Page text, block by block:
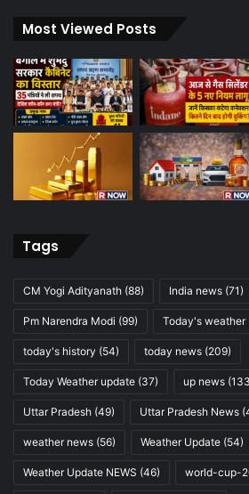
Most Viewed Posts
Tags
CM Yogi Adityanath (88) India news (71)
Pm Narendra Modi (99) Today's weather
today's history (54) today news (209)
Today Weather update (37) up news
Uttar Pradesh (49) Uttar Pradesh News
weather news (56) Weather Update (54)
Weather Update NEWS (46) world-cup-